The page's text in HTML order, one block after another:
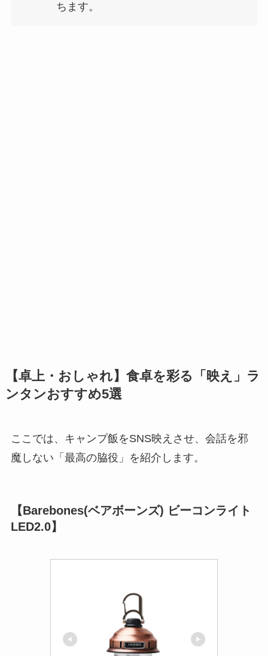
ちます。
【卓上・おしゃれ】食卓を彩る「映え」ラ
ンタンおすすめ5選
ここでは、キャンプ飯をSNS映えさせ、会話を邪
魔しない「最高の脇役」を紹介します。
【Barebones(ベアボーンズ) ビーコンライト
LED2.0】